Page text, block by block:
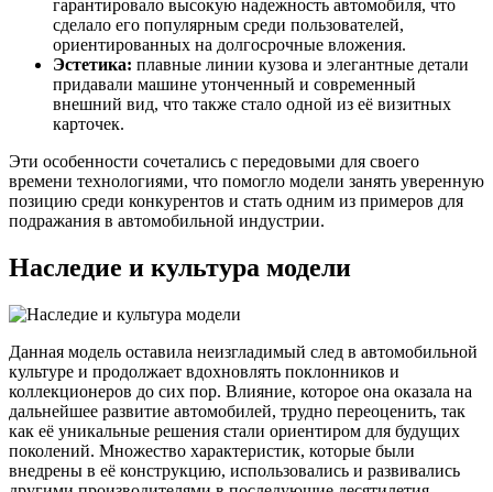
гарантировало высокую надежность автомобиля, что
сделало его популярным среди пользователей,
ориентированных на долгосрочные вложения.
Эстетика: плавные линии кузова и элегантные детали
придавали машине утонченный и современный
внешний вид, что также стало одной из её визитных
карточек.
Эти особенности сочетались с передовыми для своего
времени технологиями, что помогло модели занять уверенную
позицию среди конкурентов и стать одним из примеров для
подражания в автомобильной индустрии.
Наследие и культура модели
Данная модель оставила неизгладимый след в автомобильной
культуре и продолжает вдохновлять поклонников и
коллекционеров до сих пор. Влияние, которое она оказала на
дальнейшее развитие автомобилей, трудно переоценить, так
как её уникальные решения стали ориентиром для будущих
поколений. Множество характеристик, которые были
внедрены в её конструкцию, использовались и развивались